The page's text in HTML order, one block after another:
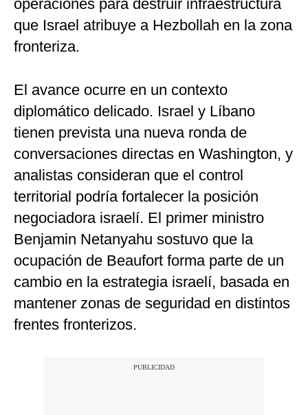
operaciones para destruir infraestructura
que Israel atribuye a Hezbollah en la zona
fronteriza.
El avance ocurre en un contexto
diplomático delicado. Israel y Líbano
tienen prevista una nueva ronda de
conversaciones directas en Washington, y
analistas consideran que el control
territorial podría fortalecer la posición
negociadora israelí. El primer ministro
Benjamin Netanyahu sostuvo que la
ocupación de Beaufort forma parte de un
cambio en la estrategia israelí, basada en
mantener zonas de seguridad en distintos
frentes fronterizos.